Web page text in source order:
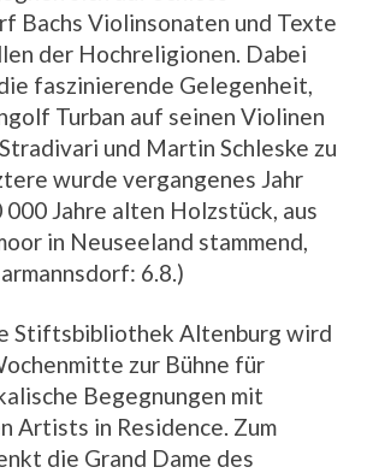
Bachs Violinsonaten und Texte
der Hochreligionen. Dabei
faszinierende Gelegenheit,
Turban auf seinen Violinen
und Martin Schleske zu
wurde vergangenes Jahr
000 Jahre alten Holzstück, aus
in Neuseeland stammend,
6.8.)
Stiftsbibliothek Altenburg wird
zur Bühne für
Begegnungen mit
Artists in Residence. Zum
die Grand Dame des